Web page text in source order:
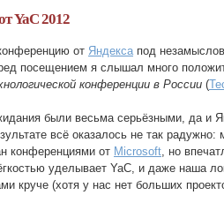
YaC 2012
от Яндексапод
посещением я слышал много
конференции в России (
были весьма серьёзными, да и
всё оказалось не так
конференциями от Microsoft, но
уделывает YaC, и даже наша
круче (хотя у нас нет больших